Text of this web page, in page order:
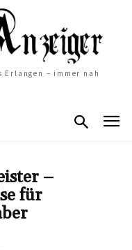
– immer nah
–
für